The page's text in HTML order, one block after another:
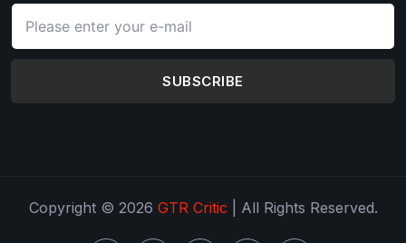
SUBSCRIBE
Copyright © 2026 GTR Critic | All Rights Reserved.